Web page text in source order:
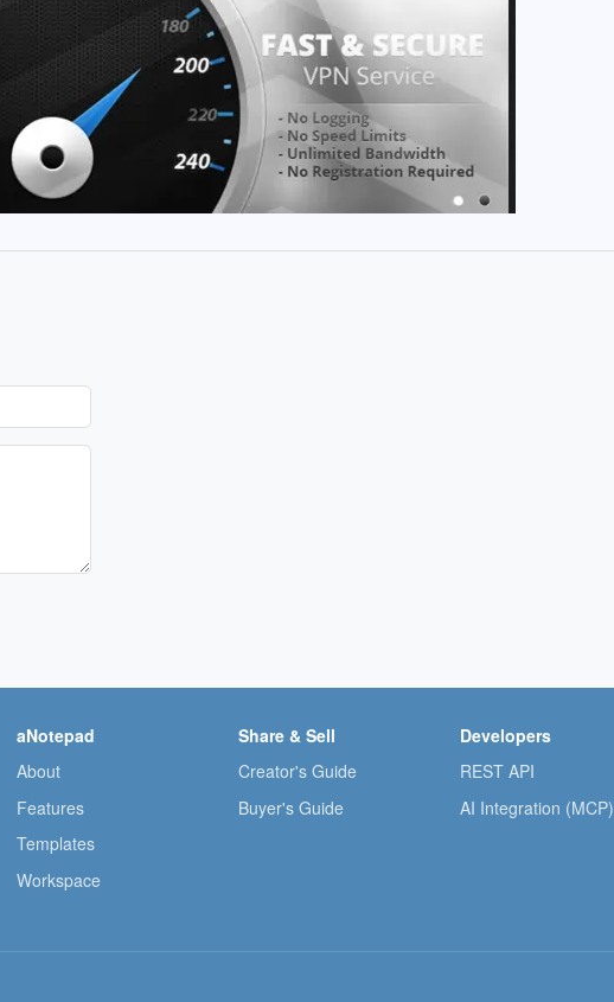
aNotepad
About
Features
Templates
Workspace
Share & Sell
Creator's Guide
Buyer's Guide
Developers
REST API
AI Integration (MCP)